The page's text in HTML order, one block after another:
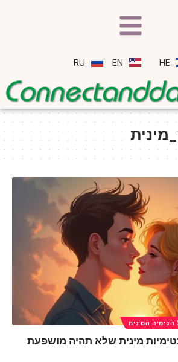
HE
EN
RU
המינית
מינית שלא תהיה מושפעת